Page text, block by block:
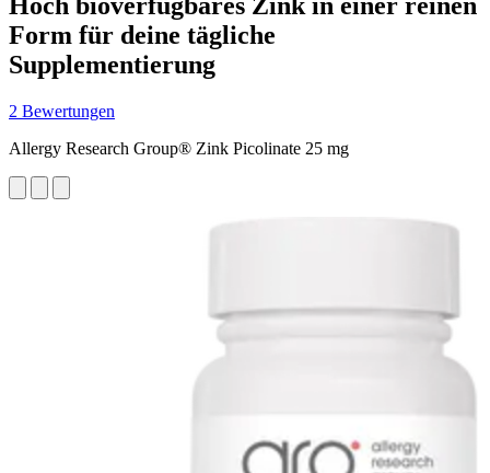
Form für deine tägliche
Supplementierung
2 Bewertungen
Allergy Research Group® Zink Picolinate 25 mg